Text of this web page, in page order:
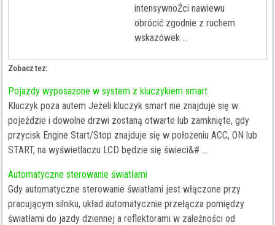
intensywnoŹci nawiewu
obrócić zgodnie z ruchem
wskazówek ...
Zobacz tez:
Pojazdy wyposażone w system z kluczykiem smart
Kluczyk poza autem Jeżeli kluczyk smart nie znajduje się w
pojeździe i dowolne drzwi zostaną otwarte lub zamknięte, gdy
przycisk Engine Start/Stop znajduje się w położeniu ACC, ON lub
START, na wyświetlaczu LCD będzie się świeci&# ...
Automatyczne sterowanie światłami
Gdy automatyczne sterowanie światłami jest włączone przy
pracującym silniku, układ automatycznie przełącza pomiędzy
światłami do jazdy dziennej a reflektorami w zależności od